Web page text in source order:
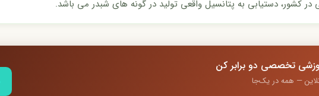
کشور، دستیابی به پتانسیل واقعی تولید در گونه های شبدر می باشد.